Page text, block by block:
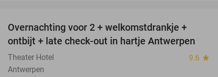
Overnachting voor 2 + welkomstdrankje +
ontbijt + late check-out in hartje Antwerpen
Theater Hotel 9.6 star
Antwerpen